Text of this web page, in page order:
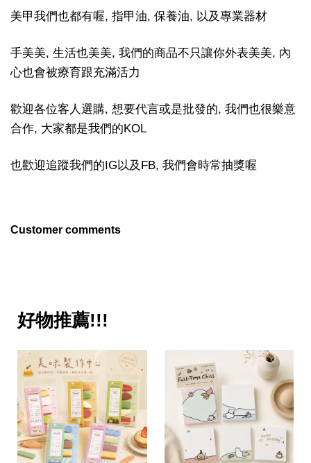
美甲我們也都有喔, 指甲油, 保養油, 以及專業器材
手美美, 生活也美美, 我們的商品不只讓你外表美美, 內
心也會被療育跟充滿活力
歡迎各位客人選購, 想要代言或是批發的, 我們也很樂意
合作, 大家都是我們的KOL
也歡迎追蹤我們的IG以及FB, 我們會時常抽獎喔
Customer comments
好物推薦!!!